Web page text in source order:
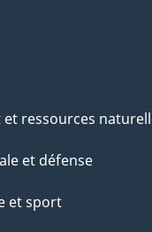
ressources
et défense
et sport